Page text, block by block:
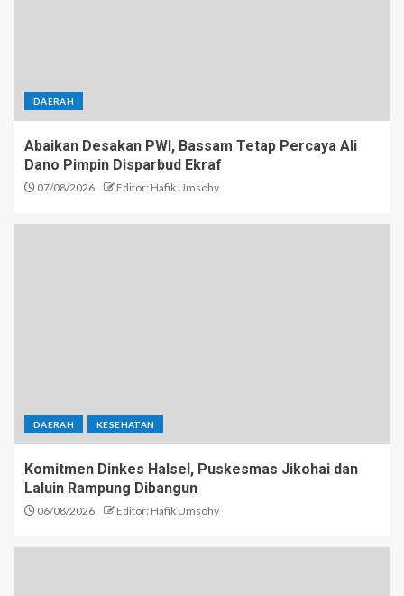
DAERAH
Abaikan Desakan PWI, Bassam Tetap Percaya Ali
Dano Pimpin Disparbud Ekraf
07/08/2026 Editor: Hafik Umsohy
DAERAH KESEHATAN
Komitmen Dinkes Halsel, Puskesmas Jikohai dan
Laluin Rampung Dibangun
06/08/2026 Editor: Hafik Umsohy